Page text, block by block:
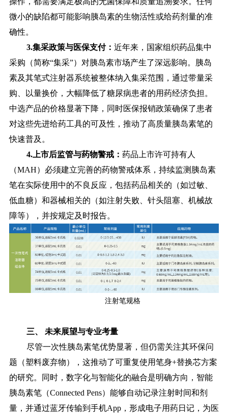
微小的缺陷都可能影响胰岛素的生物活性或给药剂量的准
确性。
3.集采政策与医保支付： 近年来，国家组织药品集中
采购（简称“集采”）对胰岛素市场产生了深远影响。胰岛
素及其笔式注射器系统被整体纳入集采范围，通过带量采
购、以量换价，大幅降低了糖尿病患者的用药经济负担。
中选产品的价格显著下降，同时医保报销政策确保了患者
对这些先进给药工具的可及性，推动了高质量胰岛素笔的
快速普及。
4.上市后监管与药物警戒： 药品上市许可持有人
（MAH）必须建立完善的药物警戒体系，持续监测胰岛素
笔在实际使用中的不良反应，包括药品相关的（如过敏、
低血糖）和器械相关的（如注射失败、针头阻塞、机械故
障等），并按规定及时报告。
注射笔规格
三、 未来展望与专业考量
尽管一次性胰岛素笔优势显著，但仍需关注其环保问
题（塑料废弃物），这推动了可重复使用笔身+替换芯方案
的研究。同时，数字化与智能化的融合是明确方向，智能
胰岛素笔（Connected Pens）能够自动记录注射时间和剂
量，并通过蓝牙传输到手机App，形成电子用药日记，为医